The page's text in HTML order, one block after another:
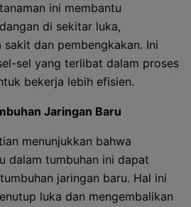
ini membantu
di sekitar luka,
sakit dan pembengkakan. Ini
sel yang terlibat dalam proses
bekerja lebih efisien.
Jaringan Baru
menunjukkan bahwa
dalam tumbuhan ini dapat
jaringan baru. Hal ini
luka dan mengembalikan